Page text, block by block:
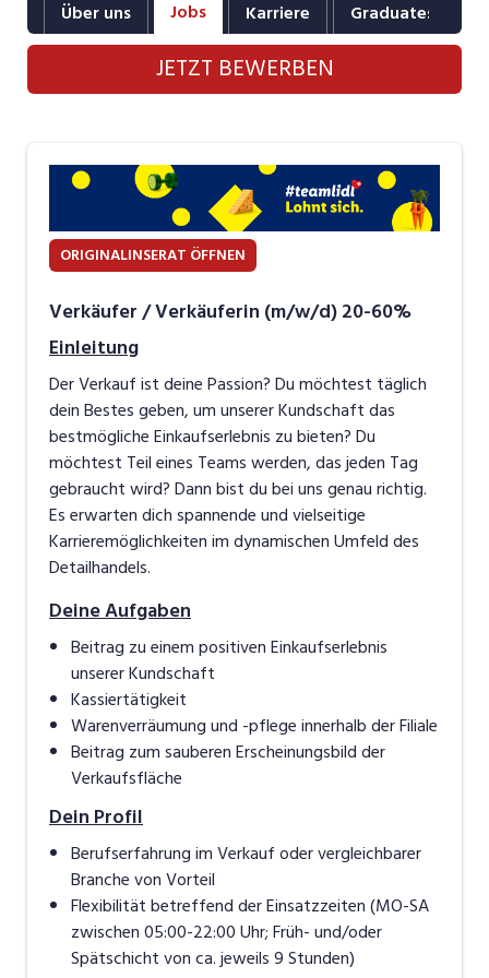
Industrie, Maschinenbau, Anlagenbau,
Produktion
Informatik, Telekommunikation
Körperpflege, Wellness
Marketing, Kommunikation, Medien, Druck
Mechanik, Elektronik, Optik, Textil (Fertigung)
Medizin, Gesundheitswesen, Pflege
Sicherheit, Rettung, Polizei, Zoll
Verkauf, Handel, Kundenberatung,
Aussendienst
Über uns Jobs Karriere Graduates
JETZT BEWERBEN
ORIGINALINSERAT ÖFFNEN
Verkäufer / Verkäuferin (m/w/d) 20-60%
Einleitung
Der Verkauf ist deine Passion? Du möchtest täglich
dein Bestes geben, um unserer Kundschaft das
bestmögliche Einkaufserlebnis zu bieten? Du
möchtest Teil eines Teams werden, das jeden Tag
gebraucht wird? Dann bist du bei uns genau richtig.
Es erwarten dich spannende und vielseitige
Karrieremöglichkeiten im dynamischen Umfeld des
Detailhandels.
Deine Aufgaben
Beitrag zu einem positiven Einkaufserlebnis
unserer Kundschaft
Kassiertätigkeit
Warenverräumung und -pflege innerhalb der Filiale
Beitrag zum sauberen Erscheinungsbild der
Verkaufsfläche
Dein Profil
Berufserfahrung im Verkauf oder vergleichbarer
Branche von Vorteil
Flexibilität betreffend der Einsatzzeiten (MO-SA
zwischen 05:00-22:00 Uhr; Früh- und/oder
Spätschicht von ca. jeweils 9 Stunden)